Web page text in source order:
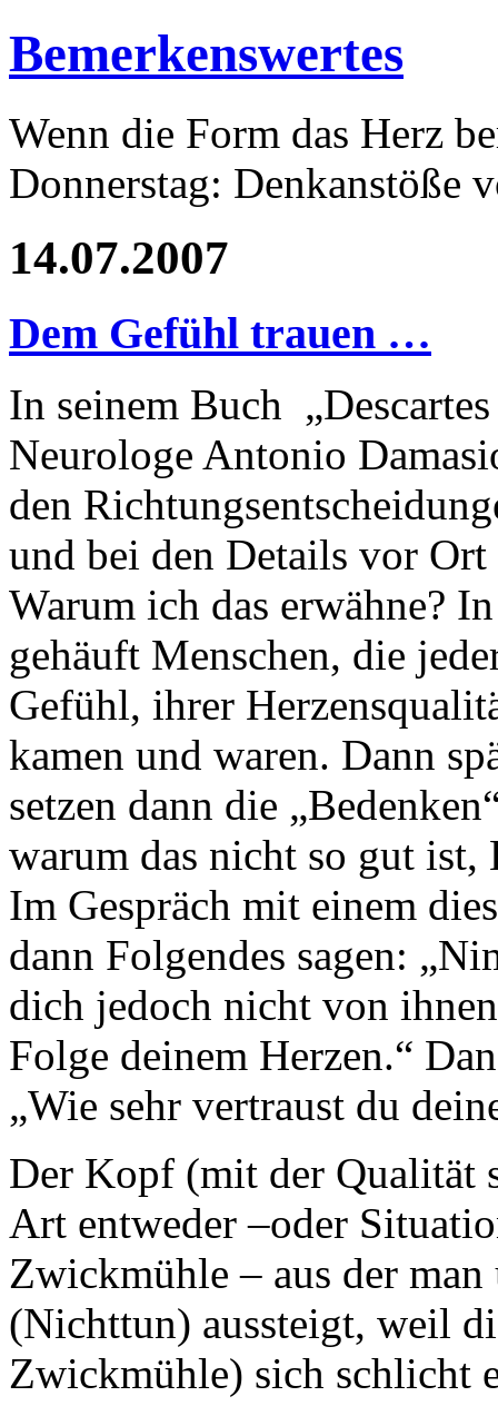
Bemerkenswertes
Wenn die Form das Herz
Donnerstag: Denkanstöße
14.07.2007
Dem Gefühl trauen …
In seinem Buch
Neurologe Antonio
den
und bei den Details vor
Warum ich das erwähne?
gehäuft Menschen, die
Gefühl, ihrer
kamen und waren. Dann
setzen dann die
warum das nicht so gut
Im Gespräch mit einem
dann Folgendes sagen:
dich jedoch nicht von
Folge deinem Herzen.“
„Wie sehr vertraust du
Der Kopf (mit der Qualität
Art entweder –oder
Zwickmühle – aus der
(Nichttun) aussteigt, weil
Zwickmühle) sich schlicht